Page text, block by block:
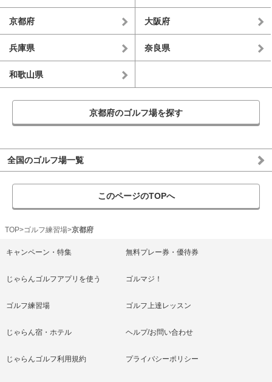
京都府 大阪府
兵庫県 奈良県
和歌山県
京都府のゴルフ場を探す
全国のゴルフ場一覧
このページのTOPへ
TOP ゴルフ練習場 京都府
キャンペーン・特集 無料プレー券・優待券
じゃらんゴルフアプリを使う ゴルマジ！
ゴルフ練習場 ゴルフ上達レッスン
じゃらん宿・ホテル ヘルプ/お問い合わせ
じゃらんゴルフ利用規約 プライバシーポリシー